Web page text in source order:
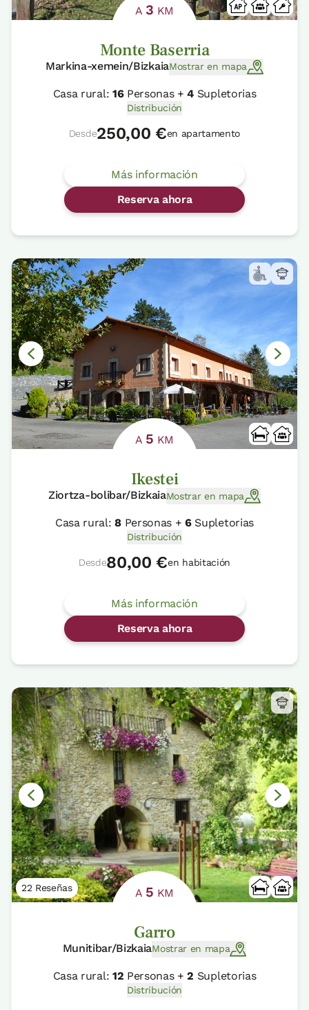
A 3 KM
Monte Baserria
Markina-xemein/BizkaiaMostrar en mapa
Casa rural: 16Personas +4 Supletorias
Distribución
Desde250,00 €en apartamento
Más información
Reserva ahora
A 5 KM
Ikestei
Ziortza-bolibar/BizkaiaMostrar en mapa
Casa rural:8Personas +6Supletorias
Distribución
Desde80,00 €en habitación
Más información
Reserva ahora
22 Reseñas A 5 KM
Garro
Munitibar/BizkaiaMostrar en mapa
Casa rural: 12 Personas +2 Supletorias
Distribución